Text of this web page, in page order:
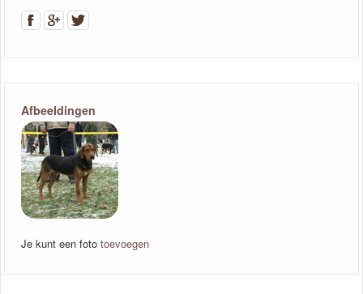
Afbeeldingen
Je kunt een foto toevoegen